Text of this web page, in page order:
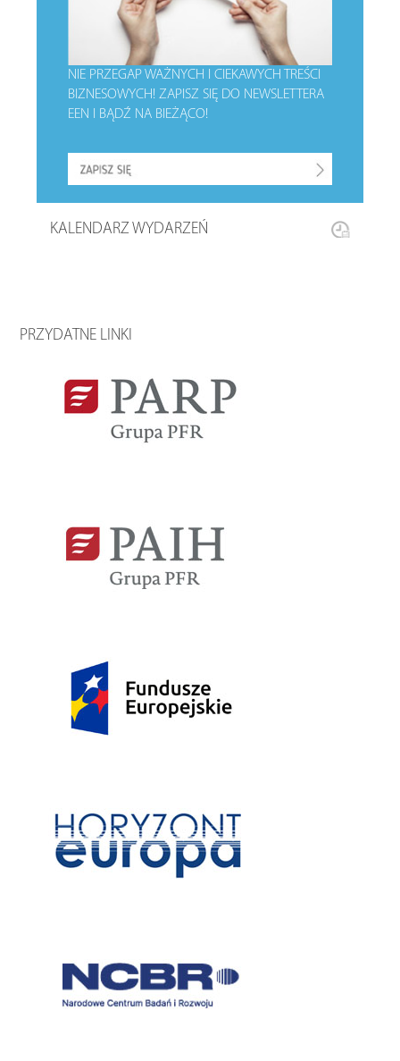
NIE PRZEGAP WAŻNYCH I CIEKAWYCH TREŚCI
BIZNESOWYCH!ZAPISZ SIĘ DO NEWSLETTERA
EEN I BĄDŹ NA BIEŻĄCO!
KALENDARZ WYDARZEŃ
PRZYDATNE LINKI